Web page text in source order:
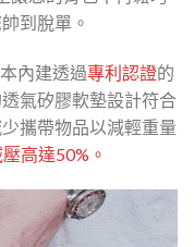
到脫單。
內建透過專利認證的
氣矽膠軟墊設計符合
攜帶物品以減輕重量
高達50%。